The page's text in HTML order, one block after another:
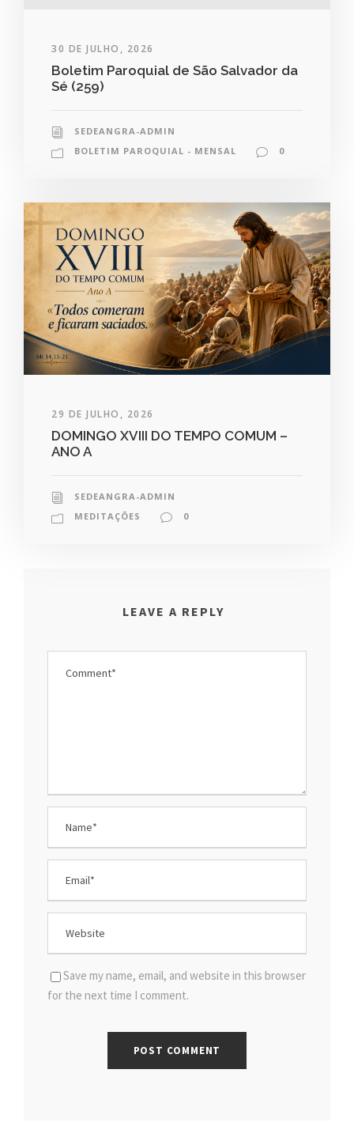
30 DE JULHO, 2026
Boletim Paroquial de São Salvador da
Sé (259)
SEDEANGRA-ADMIN
BOLETIM PAROQUIAL - MENSAL
0
29 DE JULHO, 2026
DOMINGO XVIII DO TEMPO COMUM –
ANO A
SEDEANGRA-ADMIN
MEDITAÇÕES
0
LEAVE A REPLY
Save my name, email, and website in this browser
for the next time I comment.